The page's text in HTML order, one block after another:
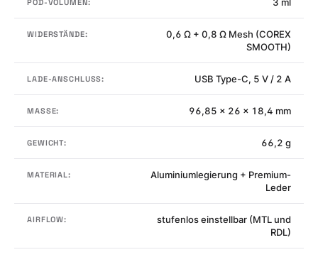
WIDERSTÄNDE:
0,6 Ω + 0,8 Ω Mesh (COREX
SMOOTH)
LADE-ANSCHLUSS: USB Type-C, 5 V / 2 A
MASSE: 96,85 × 26 × 18,4 mm
GEWICHT: 66,2 g
MATERIAL:
Aluminiumlegierung + Premium-
Leder
AIRFLOW:
stufenlos einstellbar (MTL und
RDL)